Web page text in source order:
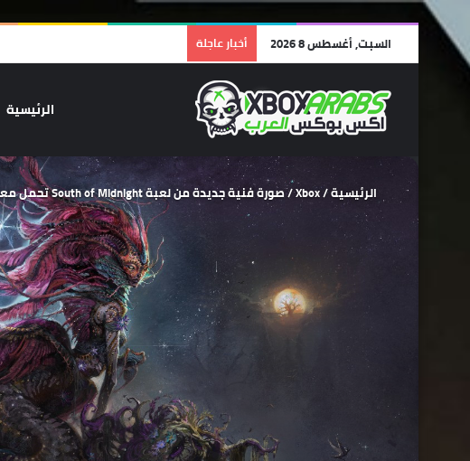
السبت, أغسطس 8 2026 أخبار عاجلة
الرئيسية
الرئيسية/
Xbox
/صورة فنية جديدة من لعبة South of Midnight تحمل معها نظرة على بعض الزعماء الموجودين في اللعبة.